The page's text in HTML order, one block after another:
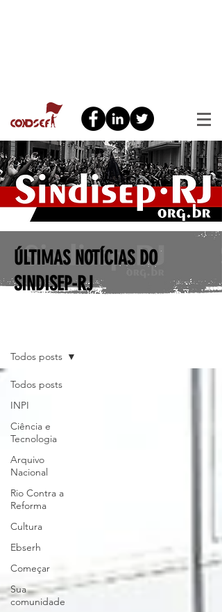
ÚLTIMAS NOTÍCIAS DO
SINDISEP-RJ
Todos posts
INPI
Ciência e
Tecnologia
Arquivo
Nacional
Rio Contra a
Reforma
Cultura
Ebserh
Começar
Sua
comunidade
Todos posts